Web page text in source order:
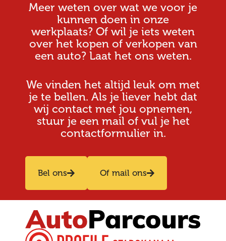
Meer weten over wat we voor je
kunnen doen in onze
werkplaats? Of wil je iets weten
over het kopen of verkopen van
een auto? Laat het ons weten.
We vinden het altijd leuk om met
je te bellen. Als je liever hebt dat
wij contact met jou opnemen,
stuur je een mail of vul je het
contactformulier in.
Bel ons Of mail ons